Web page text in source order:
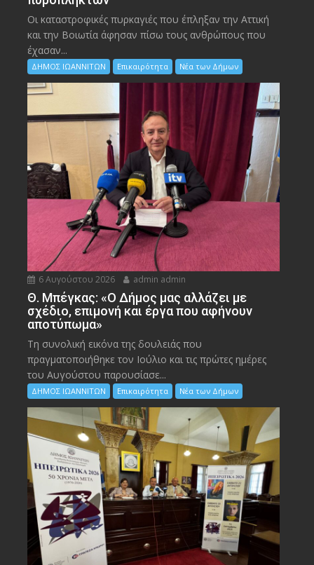
Οι καταστροφικές πυρκαγιές που έπληξαν την Αττική
και την Bοιωτία άφησαν πίσω τους ανθρώπους που
έχασαν...
ΔΗΜΟΣ ΙΩΑΝΝΙΤΩΝ Επικαιρότητα Νέα των Δήμων
6 Αυγούστου 2026 admin admin
Θ. Μπέγκας: «Ο Δήμος μας αλλάζει με
σχέδιο, επιμονή και έργα που αφήνουν
αποτύπωμα»
Τη συνολική εικόνα της δουλειάς που
πραγματοποιήθηκε τον Ιούλιο και τις πρώτες ημέρες
του Αυγούστου παρουσίασε...
ΔΗΜΟΣ ΙΩΑΝΝΙΤΩΝ Επικαιρότητα Νέα των Δήμων